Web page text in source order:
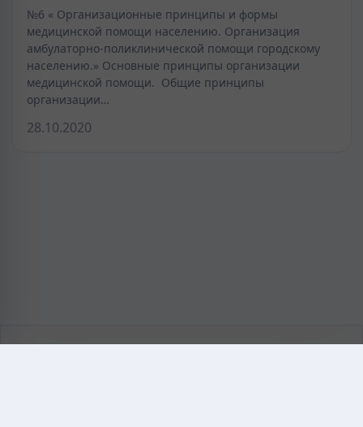
№6 « Организационные принципы и формы
медицинской помощи населению. Организация
амбулаторно-поликлинической помощи городскому
населению.» Основные принципы организации
медицинской помощи. Общие принципы
организации…
28.10.2020
KAZMEDIC.ORG